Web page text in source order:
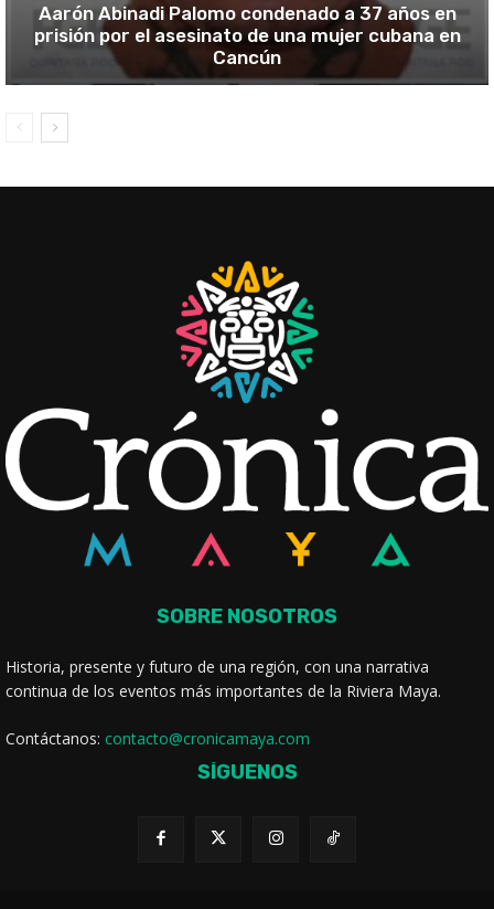
Aarón Abinadi Palomo condenado a 37 años en
prisión por el asesinato de una mujer cubana en
Cancún
SOBRE NOSOTROS
Historia, presente y futuro de una región, con una narrativa
continua de los eventos más importantes de la Riviera Maya.
Contáctanos: contacto@cronicamaya.com
SÍGUENOS